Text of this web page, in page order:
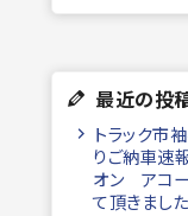
最近の投
トラック市
りご納車速
オン アコー
て頂きました